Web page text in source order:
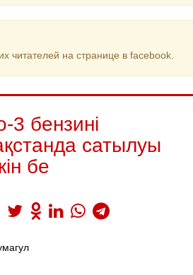
читателей на странице в facebook.
3 бензині
сатылуы
бе